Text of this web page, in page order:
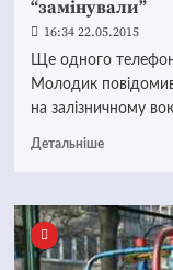
“замінували”
16:34 22.05.2015
Ще одного
Молодик
на залізничному
Детальніше